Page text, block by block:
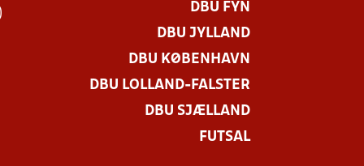
DBU FYN
DBU JYLLAND
DBU KØBENHAVN
DBU LOLLAND-FALSTER
DBU SJÆLLAND
FUTSAL